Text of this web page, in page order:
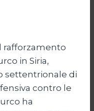
rafforzamento
in Siria,
settentrionale di
contro le
ha